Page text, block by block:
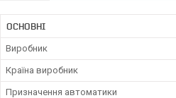
ОСНОВНІ
Виробник
Країна виробник
Призначення автоматики